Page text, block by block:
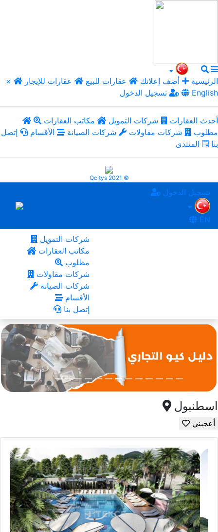
× الرئيسية أضف إعلانك عقارات للبيع
عقارات للإيجار
تسجيل الدخول
English
أحدث العقارات شركات التمويل
مكاتب العقارات
مطلوب
شركات مقاولات شركات الصيانة الأقسام
إتصل
بنا
المنتدى
Qcitys 2021 ©
تسجيل الدخول
EN
شركات التمويل
مكاتب العقارات
مطلوب
شركات مقاولات
شركات الصيانة
الأقسام
إتصل بنا